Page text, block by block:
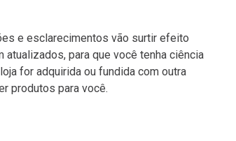
e esclarecimentos vão surtir efeito
para que você tenha ciência
for adquirida ou fundida com outra
produtos para você.